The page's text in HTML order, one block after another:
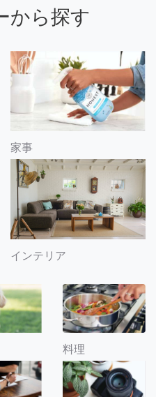
から探す
家事
インテリア
料理